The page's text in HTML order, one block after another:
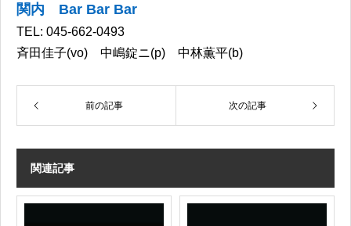
関内 Bar Bar Bar
TEL: 045-662-0493
斉田佳子(vo) 中嶋錠ニ(p) 中林薫平(b)
前の記事 次の記事
関連記事